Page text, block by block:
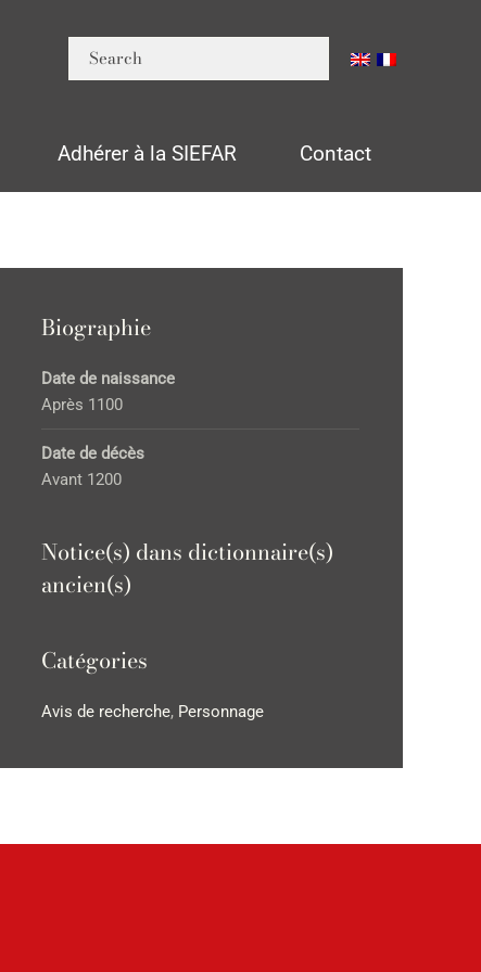
Adhérer à la SIEFAR Contact
Biographie
Date de naissance
Après 1100
Date de décès
Avant 1200
Notice(s) dans dictionnaire(s)
ancien(s)
Catégories
Avis de recherche, Personnage